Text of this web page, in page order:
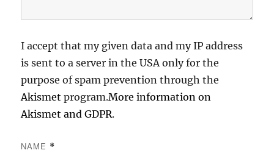
I accept that my given data and my IP address
is sent to a server in the USA only for the
purpose of spam prevention through the
Akismet program.More information on
Akismet and GDPR.
NAME *